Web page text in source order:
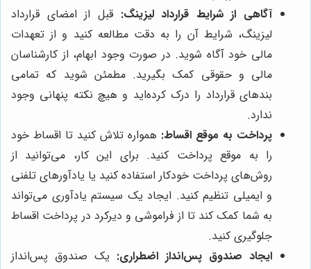
آگاهی از شرایط قرارداد لیزینگ: قبل از امضای قرارداد
لیزینگ، شرایط آن را به دقت مطالعه کنید و از تعهدات
مالی خود آگاه شوید. در صورت وجود ابهام، از کارشناسان
مالی و حقوقی کمک بگیرید. مطمئن شوید که تمامی
بندهای قرارداد را درک کرده‌اید و هیچ نکته پنهانی وجود
ندارد.
پرداخت به موقع اقساط: همواره تلاش کنید تا اقساط خود
را به موقع پرداخت کنید. برای این کار، می‌توانید از
روش‌های پرداخت خودکار استفاده کنید یا یادآورهای تلفنی
و ایمیلی تنظیم کنید. ایجاد یک سیستم یادآوری می‌تواند
به شما کمک کند تا از فراموشی و دیرکرد در پرداخت اقساط
جلوگیری کنید.
ایجاد صندوق پس‌انداز اضطراری: یک صندوق پس‌انداز